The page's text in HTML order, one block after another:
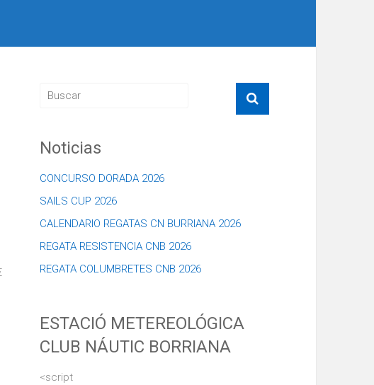
Noticias
CONCURSO DORADA 2026
SAILS CUP 2026
CALENDARIO REGATAS CN BURRIANA 2026
REGATA RESISTENCIA CNB 2026
REGATA COLUMBRETES CNB 2026
ESTACIÓ METEREOLÓGICA
CLUB NÁUTIC BORRIANA
<script